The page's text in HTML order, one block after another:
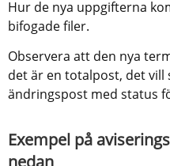
Hur de nya uppgifterna
bifogade filer.
Observera att den nya
det är en totalpost, det vill
ändringspost med status
Exempel på
nedan